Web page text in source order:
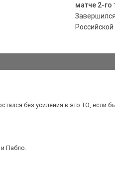
матче 2-го
без усиления в это ТО, если бы
Пабло.